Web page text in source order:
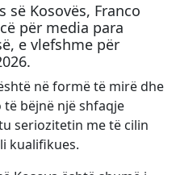
së Kosovës, Franco
për media para
e vlefshme për
në formë të mirë dhe
të bëjnë një shfaqje
seriozitetin me të cilin
kualifikues.